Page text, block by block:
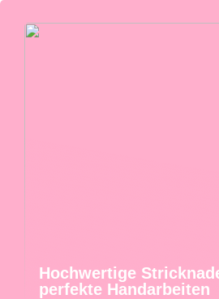
Hochwertige
perfekte Handarbeiten